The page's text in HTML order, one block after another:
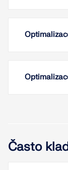
S pomocí
modulu
Často